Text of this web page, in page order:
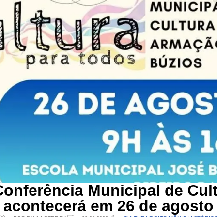
Municipal de
acontecerá em 26 de agosto